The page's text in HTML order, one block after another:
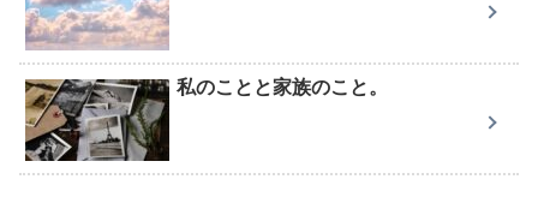
私のことと家族のこと。